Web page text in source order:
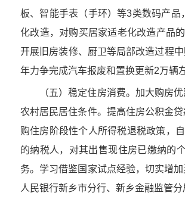
板、智能手表（手环）等3类数码产
化改造，对购买居家适老化改造产品
开展旧房装修、厨卫等局部改造过程
年力争完成汽车报废和置换更新2万辆
（五）稳定住房消费。加大购房
农村居民居住条件。提高住房公积金
购住房阶段性个人所得税退税政策，
的纳税人，对其出售现住房已缴纳的
务。学习借鉴国家试点经验，切实增
人民银行新乡市分行、新乡金融监管分